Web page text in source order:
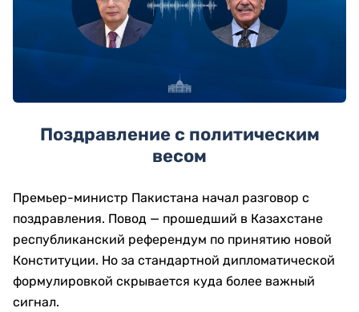
Поздравление с политическим
весом
Премьер-министр Пакистана начал разговор с
поздравления. Повод — прошедший в Казахстане
республиканский референдум по принятию новой
Конституции. Но за стандартной дипломатической
формулировкой скрывается куда более важный
сигнал.